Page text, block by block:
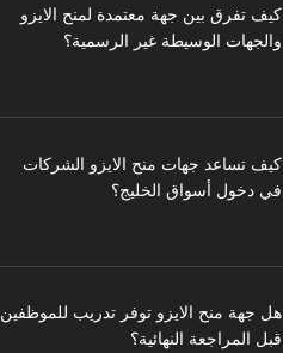
كيف تفرق بين جهة معتمدة لمنح الايزو
والجهات الوسيطة غير الرسمية؟
كيف تساعد جهات منح الايزو الشركات
في دخول أسواق الخليج؟
هل جهة منح الايزو توفر تدريب للموظفين
قبل المراجعة النهائية؟